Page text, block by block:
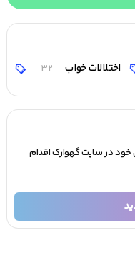
اختلالات خواب 32
در سایت گهوارک اقدام